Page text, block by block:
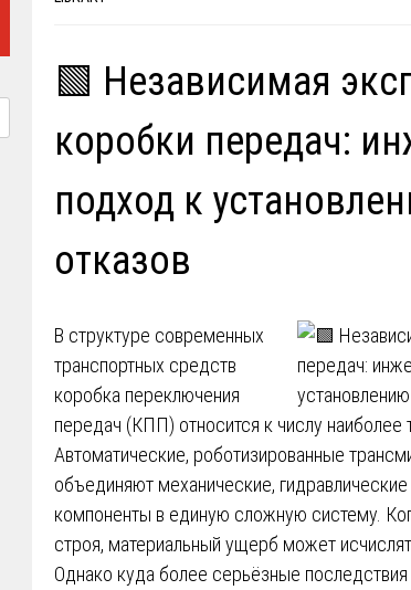
🟩 Независимая
коробки передач:
подход к
отказов
В структуре современных
транспортных средств
коробка переключения
передач (КПП) относится к числу наиболее
Автоматические, роботизированные
объединяют механические,
компоненты в единую сложную систему.
строя, материальный ущерб может
Однако куда более серьёзные